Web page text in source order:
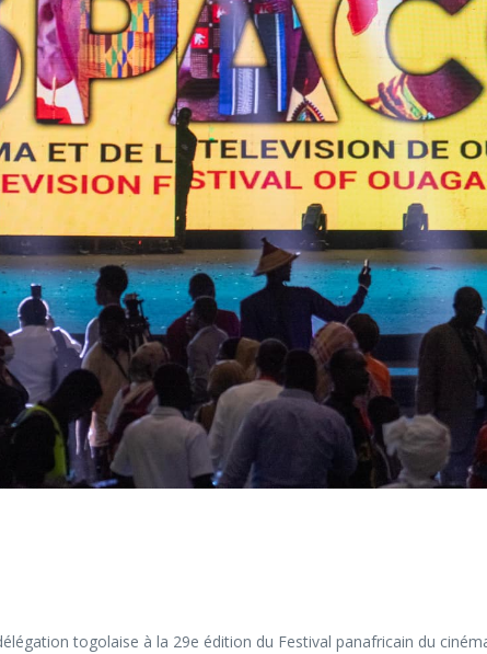
togolaise à la 29e édition du Festival panafricain du